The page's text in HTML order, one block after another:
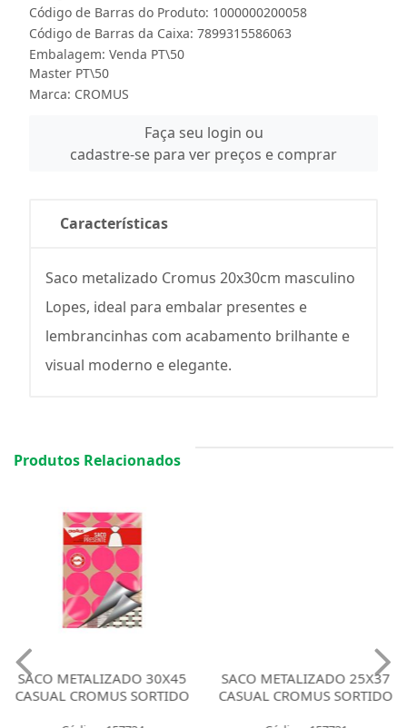
Código de Barras do Produto: 1000000200058
Código de Barras da Caixa: 7899315586063
Embalagem: Venda PT\50
Master PT\50
Marca: CROMUS
Faça seu login ou
cadastre-se para ver preços e comprar
Características
Saco metalizado Cromus 20x30cm masculino
Lopes, ideal para embalar presentes e
lembrancinhas com acabamento brilhante e
visual moderno e elegante.
Produtos Relacionados
SACO METALIZADO 30X45
CASUAL CROMUS SORTIDO
SACO METALIZADO 25X37
CASUAL CROMUS SORTIDO